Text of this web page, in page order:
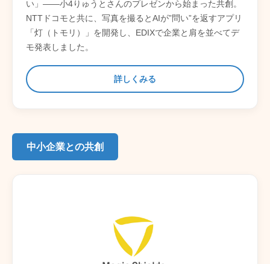
い」――小4りゅうとさんのプレゼンから始まった共創。
NTTドコモと共に、写真を撮るとAIが”問い”を返すアプリ
「灯（トモリ）」を開発し、EDIXで企業と肩を並べてデ
モ発表しました。
詳しくみる
中小企業との共創